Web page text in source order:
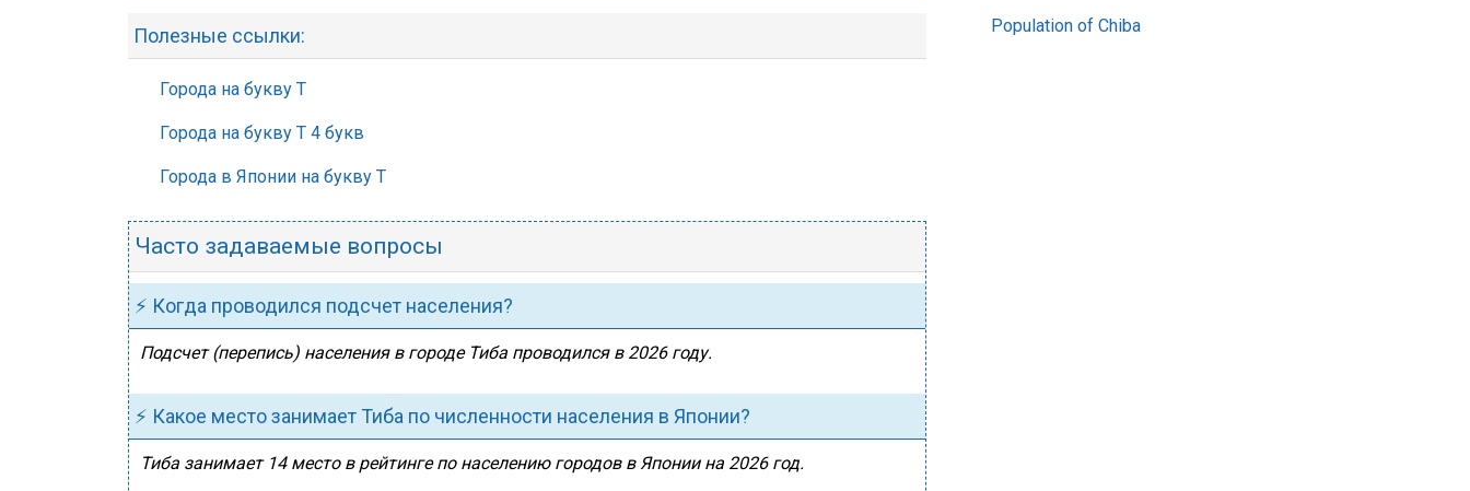
Полезные ссылки:
Города на букву Т
Города на букву Т 4 букв
Города в Японии на букву Т
Часто задаваемые вопросы
⚡ Когда проводился подсчет населения?
Подсчет (перепись) населения в городе Тиба проводился в 2026 году.
⚡ Какое место занимает Тиба по численности населения в Японии?
Тиба занимает 14 место в рейтинге по населению городов в Японии на 2026 год.
Population of Chiba